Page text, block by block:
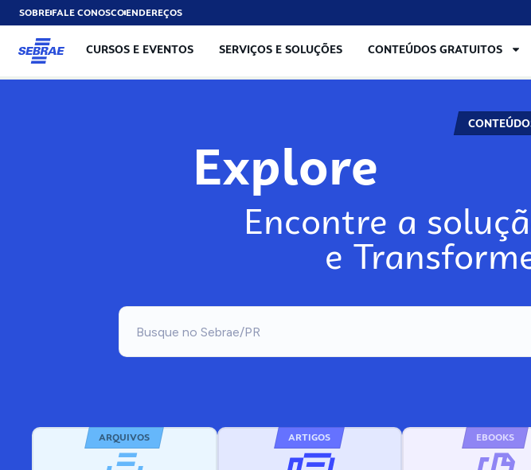
SOBREFALE CONOSCOENDEREÇOS
CURSOS E EVENTOS SERVIÇOS E SOLUÇÕES CONTEÚDOS GRATUITOS
Explore
Encontre a
e
ARQUIVOS ARTIGOS EBOOKS